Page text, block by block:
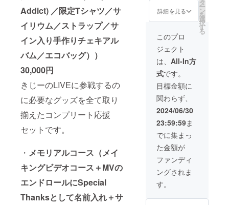
Addict) ／限定Tシャツ／サ
イリウム／ストラップ／サ
イン入り手作りチェキアル
バム／エコバッグ））
30,000円
きじーのLIVEに参戦するの
に必要なグッズを全て取り
揃えたコンプリート応援
セットです。
・ メモリアルコース（メイ
キングビデオコース＋MVの
エンドロールにSpecial
Thanksとして名前入れ＋サ
さい。
セージ
付き) ※
別途メ
モリア
ルコー
スにも
ご参加
いただ
いた場
合、ク
レジッ
ト掲載
は合わ
せて1度
とさせ
ていた
だきま
す。ご
了承く
ださ
い。
るコー
スで
す。 衣
装は写
真のも
のにな
りま
す。
キス
マーク
入り色
紙）
コース
過去の
ライブ
でき
じーが
実際に
着用し
た衣装
に、
パーソ
ナルな
スーベ
ニアを
付けて
限られ
た方に
提供す
す。 衣
詳細を見る
タ
ー
ン
を
選
択
す
る
このプロ
ジェクト
は、 All-In方
式です。
目標金額に
関わらず、
2024/06/30
23:59:59ま
でに集まっ
た金額が
ファンディ
ングされま
す。